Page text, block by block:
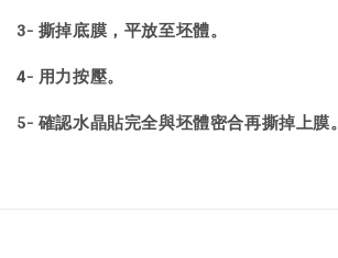
3- 撕掉底膜，平放至坯體。
4- 用力按壓。
5- 確認水晶貼完全與坯體密合再撕掉上膜。